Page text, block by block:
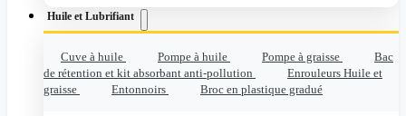
Huile et Lubrifiant
Cuve à huile Pompe à huile Pompe à graisse
Bac
de rétention et kit absorbant anti-pollution
Enrouleurs Huile et
graisse
Entonnoirs Broc en plastique gradué